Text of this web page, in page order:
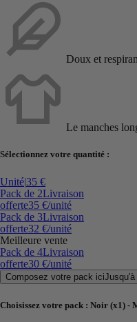
Doux et
Le manches
Sélectionnez votre quantité :
Unité|35 €
Pack de 2Livraison
offerte35 €/unité
Pack de 3Livraison
offerte32 €/unité
Meilleure vente
Pack de 4Livraison
offerte30 €/unité
Composez votre pack iciJusqu'à
Choisissez votre pack : Noir (x1) -